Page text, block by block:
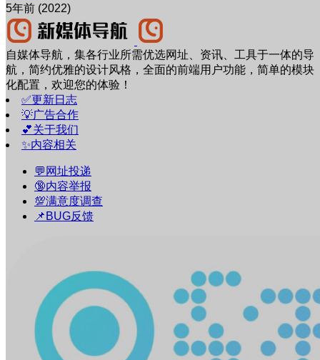
5年前 (2022)
自媒体导航，集各行业所需优选网址、资讯、工具于一体的导
航，简约优雅的设计风格，全面的前端用户功能，简单的模块
化配置，欢迎您的体验！
✅更新日志
💡广告合作
💕关于我们
✨内容相关
💬网址投递
🔞内容举报
💯满意度调查
📌BUG反馈